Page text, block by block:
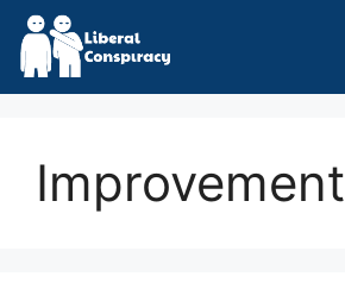
Skip
content
Improvement